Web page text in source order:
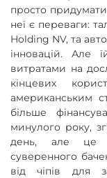
просто
неї є переваги:
Holding NV, та
інновацій. Але
витратами на
кінцевих
американським
більше
минулого року,
день, але це
суверенного
від чіпів для